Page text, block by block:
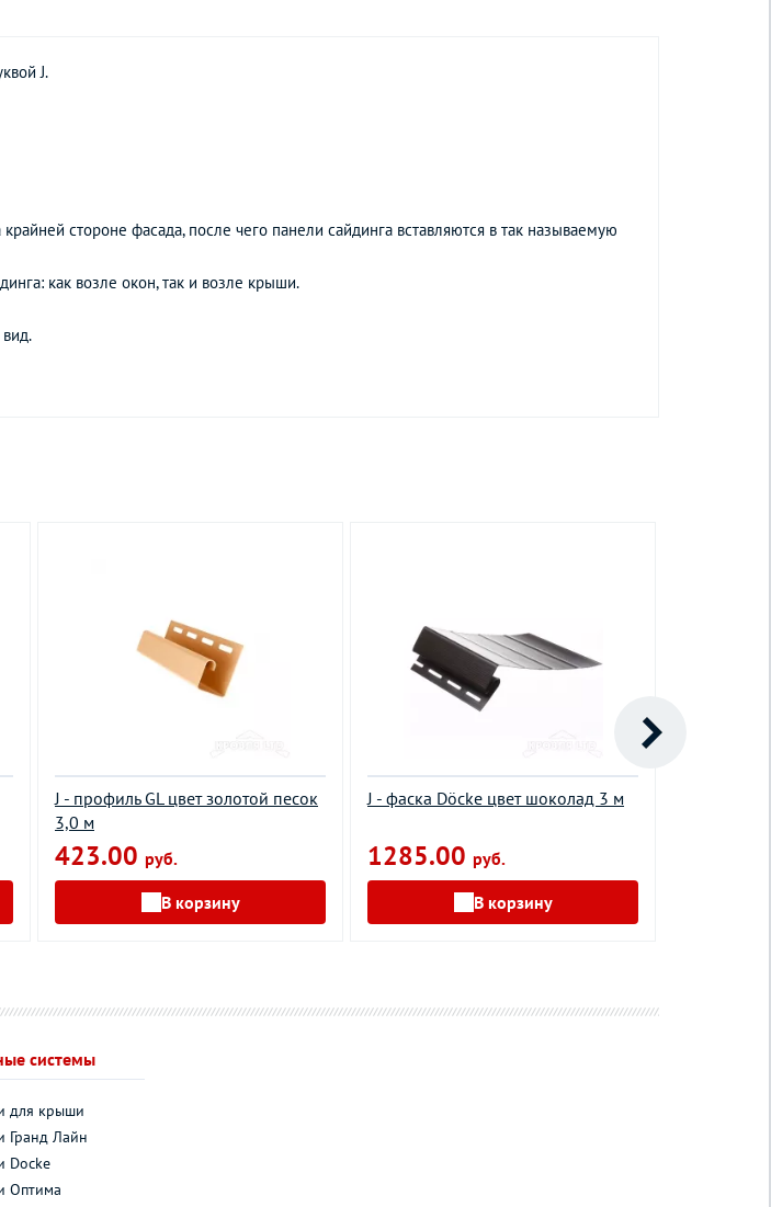
J.
стороне фасада, после чего панели сайдинга вставляются в так называемую
как возле окон, так и возле крыши.
J - профиль GL цвет золотой песок
3,0 м
423.00 руб.
В корзину
J - фаска Döcke цвет шоколад 3 м
1285.00 руб.
В корзину
системы
для крыши
Гранд Лайн
Docke
Оптима